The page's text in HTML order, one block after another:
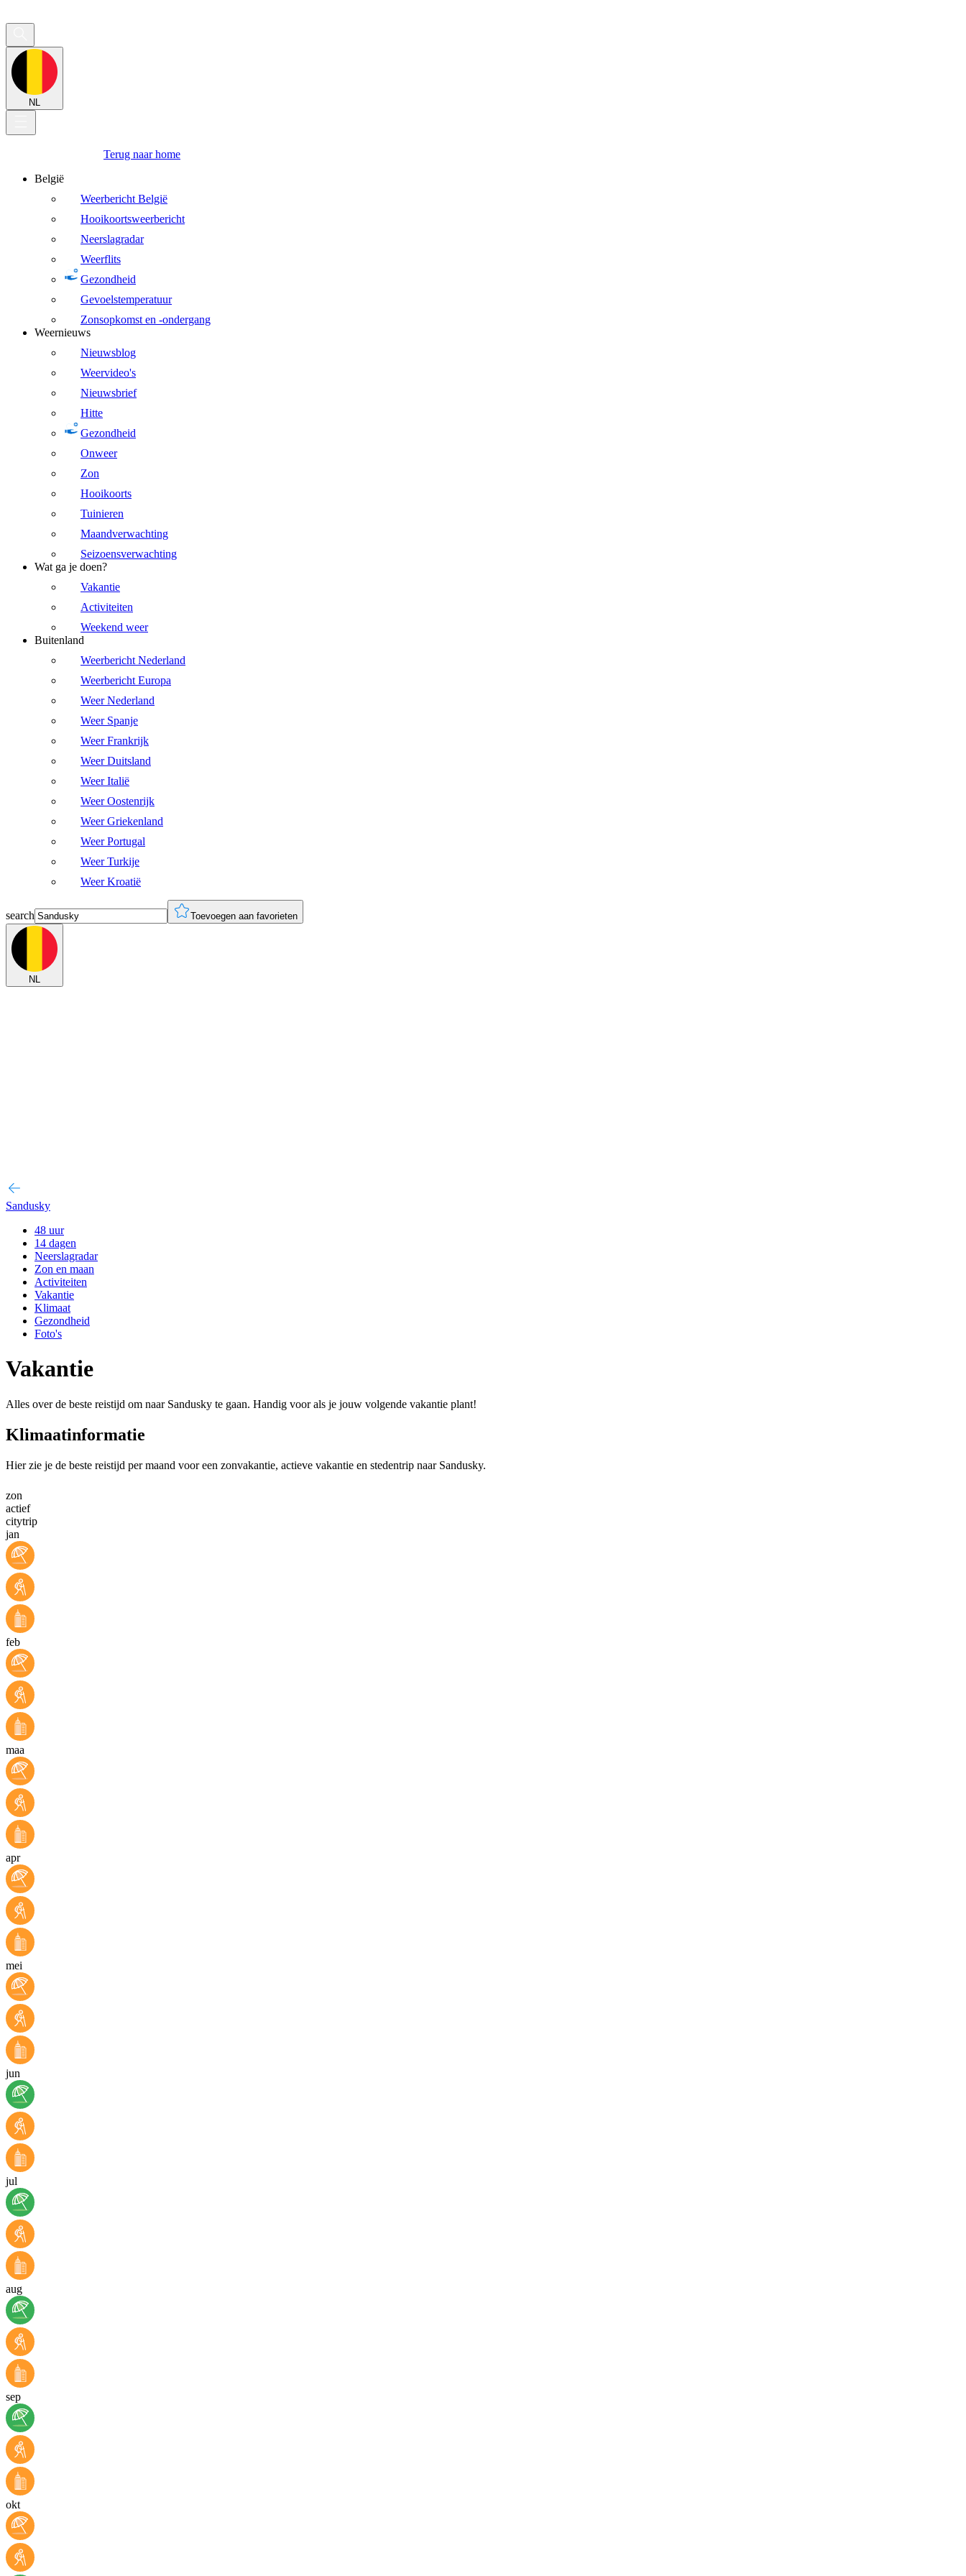
NL
Terug naar home
België
Weerbericht België
Hooikoortsweerbericht
Neerslagradar
Weerflits
Gezondheid
Gevoelstemperatuur
Zonsopkomst en -ondergang
Weernieuws
Nieuwsblog
Weervideo's
Nieuwsbrief
Hitte
Gezondheid
Onweer
Zon
Hooikoorts
Tuinieren
Maandverwachting
Seizoensverwachting
Wat ga je doen?
Vakantie
Activiteiten
Weekend weer
Buitenland
Weerbericht Nederland
Weerbericht Europa
Weer Nederland
Weer Spanje
Weer Frankrijk
Weer Duitsland
Weer Italië
Weer Oostenrijk
Weer Griekenland
Weer Portugal
Weer Turkije
Weer Kroatië
search Toevoegen aan favorieten
NL
Sandusky
48 uur
14 dagen
Neerslagradar
Zon en maan
Activiteiten
Vakantie
Klimaat
Gezondheid
Foto's
Vakantie
Alles over de beste reistijd om naar Sandusky te gaan. Handig voor als je jouw volgende vakantie plant!
Klimaatinformatie
Hier zie je de beste reistijd per maand voor een zonvakantie, actieve vakantie en stedentrip naar Sandusky.
zon
actief
citytrip
jan
feb
maa
apr
mei
jun
jul
aug
sep
okt